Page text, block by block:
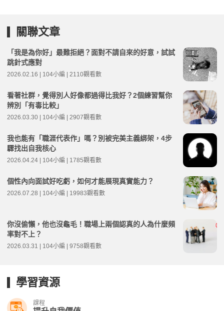
關聯文章
「我是為你好」最難拒絕？面對不請自來的好意，試試
跳針式應對
2026.02.16 | 104小編 | 2110觀看數
看著社群，覺得別人好像都過得比我好？2個練習幫你
辨別「有毒比較」
2026.03.30 | 104小編 | 2907觀看數
我也能有「職涯代表作」嗎？別被完美主義綁架，4步
驟找出自我核心
2026.04.24 | 104小編 | 1785觀看數
個性內向面試好吃虧，如何才能展現真實能力？
2026.07.28 | 104小編 | 19983觀看數
你沒偷懶，他也沒龜毛！職場上兩個認真的人為什麼頻
率對不上？
2026.03.31 | 104小編 | 9758觀看數
學習資源
課程